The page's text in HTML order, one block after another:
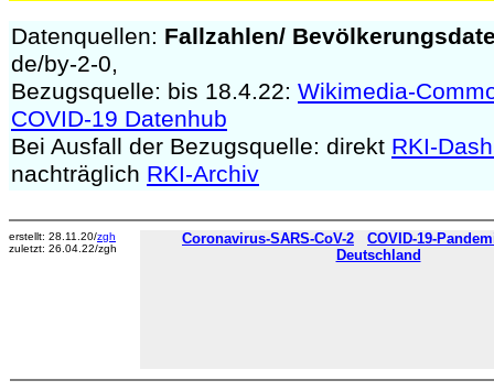
Datenquellen: Fallzahlen/
de/by-2-0,
Bezugsquelle: bis 18.4.22: Wikimedia-
COVID-19 Datenhub
Bei Ausfall der Bezugsquelle: direkt RKI-
nachträglich RKI-Archiv
erstellt: 28.11.20/zgh
zuletzt: 26.04.22/zgh
Coronavirus-SARS-CoV-2
COVID-19-
Deutschland